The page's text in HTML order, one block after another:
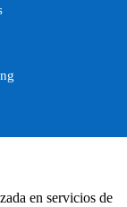
en servicios de